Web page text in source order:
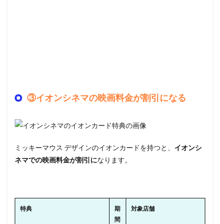
③イオンシネマの映画料金が割引になる
ミッキーマウス デザインのイオンカードを持つと、 イオンシ
ネマでの映画料金が割引になります。
特典
期
間
対象店舗